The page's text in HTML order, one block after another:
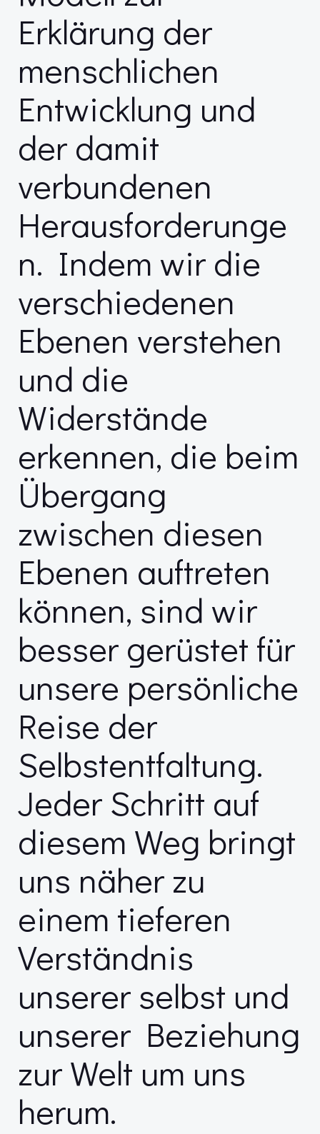
Erklärung der
menschlichen
Entwicklung und
der damit
verbundenen
Herausforderunge
n. Indem wir die
verschiedenen
Ebenen verstehen
und die
Widerstände
erkennen, die beim
Übergang
zwischen diesen
Ebenen auftreten
können, sind wir
besser gerüstet für
unsere persönliche
Reise der
Selbstentfaltung.
Jeder Schritt auf
diesem Weg bringt
uns näher zu
einem tieferen
Verständnis
unserer selbst und
unserer Beziehung
zur Welt um uns
herum.